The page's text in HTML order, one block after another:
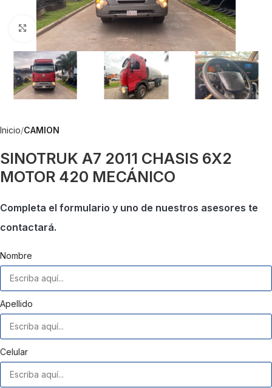
Click para agrandar
Inicio CAMION
SINOTRUK A7 2011 CHASIS 6X2
MOTOR 420 MECÁNICO
Completa el formulario y uno de nuestros asesores te
contactará.
Nombre
Apellido
Celular